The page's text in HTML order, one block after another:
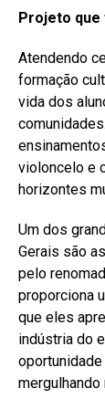
Projeto
Atendendo
formação
vida dos
violoncelo e
horizontes
Um dos
Gerais são
pelo
proporciona
que eles
indústria do